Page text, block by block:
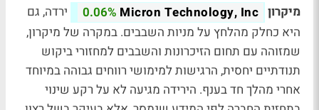
מיקרון Micron Technology, Inc
0.06%
ירדה, גם
היא כחלק מהלחץ על מניות השבבים. במקרה של מיקרון,
שמזוהה עם תחום הזיכרונות והשבבים למחזורי ביקוש
תנודתיים יחסית, הרגישות למימושי רווחים גבוהה במיוחד
אחרי מהלך חד בענף. הירידה מגיעה לא על רקע שינוי